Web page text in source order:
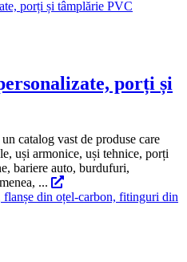
porți și
catalog vast de produse care
uși armonice, uși tehnice, porți
bariere auto, burdufuri,
...